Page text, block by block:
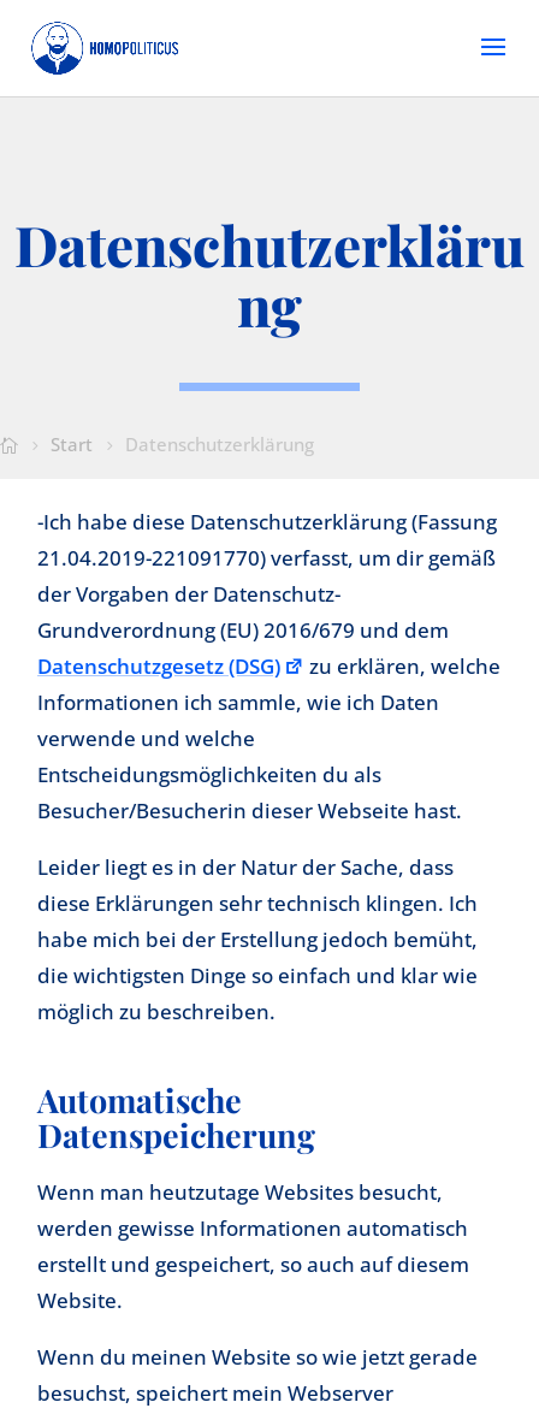
Datenschutzerkläru
ng
Start Datenschutzerklärung
-Ich habe diese Datenschutzerklärung (Fassung
21.04.2019-221091770) verfasst, um dir gemäß
der Vorgaben der Datenschutz-
Grundverordnung (EU) 2016/679 und dem
Datenschutzgesetz (DSG)
zu erklären, welche
Informationen ich sammle, wie ich Daten
verwende und welche
Entscheidungsmöglichkeiten du als
Besucher/Besucherin dieser Webseite hast.
Leider liegt es in der Natur der Sache, dass
diese Erklärungen sehr technisch klingen. Ich
habe mich bei der Erstellung jedoch bemüht,
die wichtigsten Dinge so einfach und klar wie
möglich zu beschreiben.
Automatische
Datenspeicherung
Wenn man heutzutage Websites besucht,
werden gewisse Informationen automatisch
erstellt und gespeichert, so auch auf diesem
Website.
Wenn du meinen Website so wie jetzt gerade
besuchst, speichert mein Webserver